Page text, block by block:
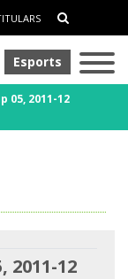
Esports
05, 2011-12
2011-12